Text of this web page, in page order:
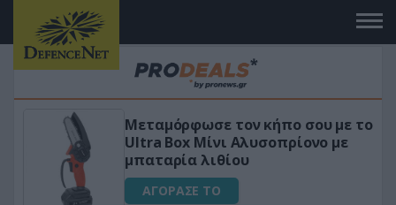
κήπο σου με το
με
«Μαγική» φόρμουλα
για αύξηση της